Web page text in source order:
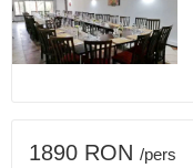
1890 RON /pers